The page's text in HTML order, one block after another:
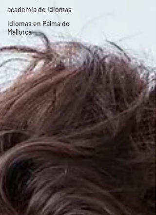
academia de idiomas
idiomas en Palma de
Mallorca